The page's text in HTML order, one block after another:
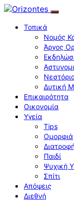
Τοπικά
Νομός
Άργος
Δυτική
Επικαιρότητα
Οικονομία
Υγεία
Tips
Ομορφιά
Παιδί
Ψυχική
Σπίτι
Απόψεις
Διεθνή